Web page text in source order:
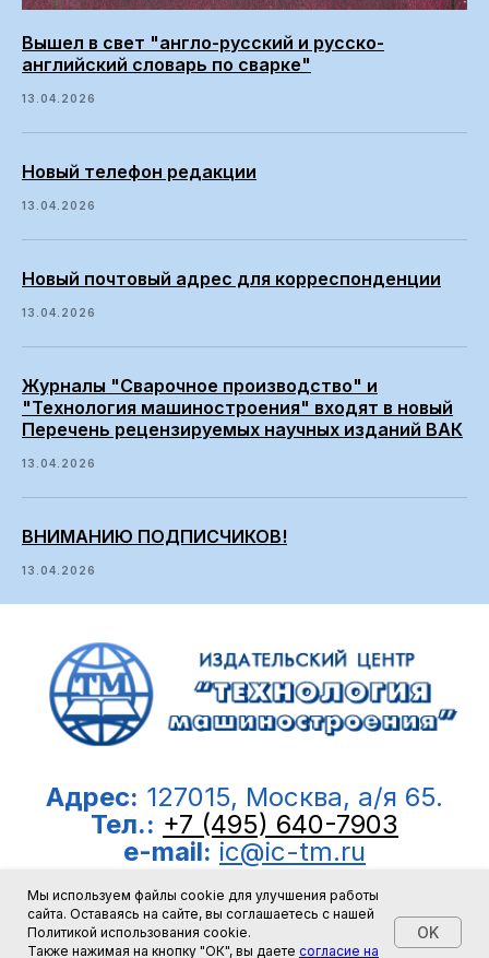
Вышел в свет "англо-русский и русско-
английский словарь по сварке"
13.04.2026
Новый телефон редакции
13.04.2026
Новый почтовый адрес для корреспонденции
13.04.2026
Журналы "Сварочное производство" и
"Технология машиностроения" входят в новый
Перечень рецензируемых научных изданий ВАК
13.04.2026
ВНИМАНИЮ ПОДПИСЧИКОВ!
13.04.2026
Мы используем файлы cookie для улучшения работы
сайта. Оставаясь на сайте, вы соглашаетесь с нашей
Политикой использования cookie.
Также нажимая на кнопку "ОК", вы даете согласие на
OK
Адрес: 127015, Москва, а/я 65.
Тел.: +7 (495) 640-7903
e-mail: ic@ic-tm.ru
© 2008-2026, ООО “Издательский центр
”Технология машиностроения”